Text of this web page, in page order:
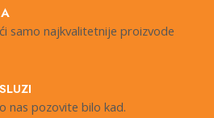
samo najkvalitetnije proizvode
nas pozovite bilo kad.